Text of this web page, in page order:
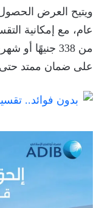
ويتيح العرض
على ضمان ممتد حتى 200,000 كم أو 6 سنوات (أيهما أولًا).